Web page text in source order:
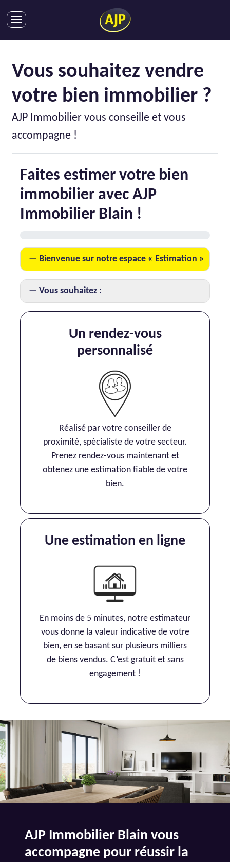
VENTES
LOCATIONS
GESTION LOCATIVE
SYNDIC
ENTREPRISES
DEVENIR FRANCHISÉ
Service Qualité Clients
Vous souhaitez vendre
votre bien immobilier ?
AJP Immobilier vous conseille et vous
accompagne !
Faites estimer votre bien
immobilier avec AJP
Immobilier Blain !
Bienvenue sur notre espace « Estimation »
Vous souhaitez :
Un rendez-vous
personnalisé
Réalisé par votre conseiller de
proximité, spécialiste de votre secteur.
Prenez rendez-vous maintenant et
obtenez une estimation fiable de votre
bien.
Une estimation en ligne
En moins de 5 minutes, notre estimateur
vous donne la valeur indicative de votre
bien, en se basant sur plusieurs milliers
de biens vendus. C’est gratuit et sans
engagement !
AJP Immobilier Blain vous
accompagne pour réussir la